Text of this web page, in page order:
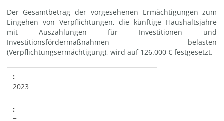
Der Gesamtbetrag der vorgesehenen Ermächtigungen zum
Eingehen von Verpflichtungen, die künftige Haushaltsjahre
mit Auszahlungen für Investitionen und
Investitionsfördermaßnahmen belasten
(Verpflichtungsermächtigung), wird auf 126.000 € festgesetzt.
2023
=